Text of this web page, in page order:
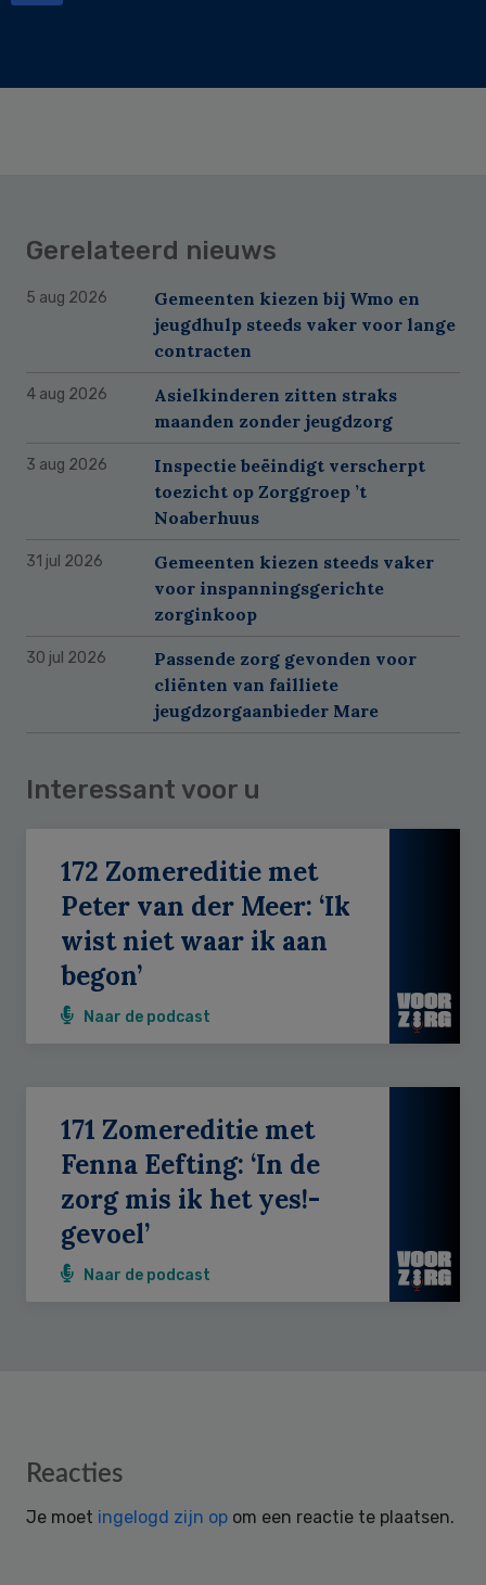
Gerelateerd nieuws
5 aug 2026
Gemeenten kiezen bij Wmo en
jeugdhulp steeds vaker voor lange
contracten
4 aug 2026
Asielkinderen zitten straks
maanden zonder jeugdzorg
3 aug 2026
Inspectie beëindigt verscherpt
toezicht op Zorggroep ’t
Noaberhuus
31 jul 2026
Gemeenten kiezen steeds vaker
voor inspanningsgerichte
zorginkoop
30 jul 2026
Passende zorg gevonden voor
cliënten van failliete
jeugdzorgaanbieder Mare
Interessant voor u
172 Zomereditie met
Peter van der Meer: ‘Ik
wist niet waar ik aan
begon’
Naar de podcast
171 Zomereditie met
Fenna Eefting: ‘In de
zorg mis ik het yes!-
gevoel’
Naar de podcast
Reader
Reacties
Je moet ingelogd zijn op om een reactie te plaatsen.